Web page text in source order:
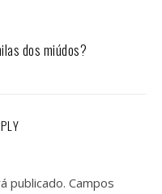
dos miúdos?
publicado. Campos